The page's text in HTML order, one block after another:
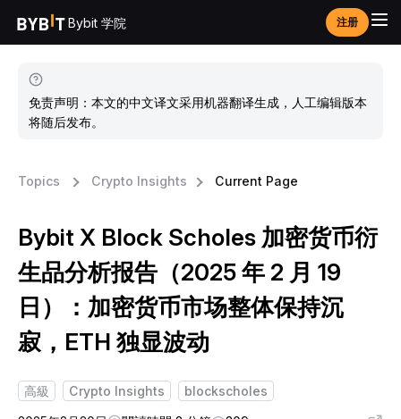
Bybit 学院 注册
免责声明：本文的中文译文采用机器翻译生成，人工编辑版本
将随后发布。
Topics Crypto Insights Current Page
Bybit X Block Scholes 加密货币衍
生品分析报告（2025 年 2 月 19
日）：加密货币市场整体保持沉
寂，ETH 独显波动
高級 Crypto Insights
blockscholes